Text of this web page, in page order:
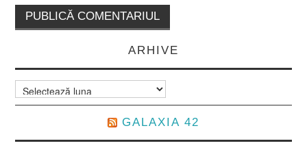
ARHIVE
Arhive
GALAXIA 42